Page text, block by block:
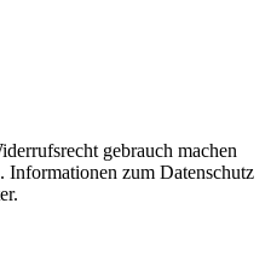
gebrauch machen
Informationen zum Datenschutz